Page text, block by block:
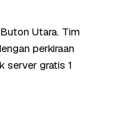
Utara. Tim
perkiraan
server gratis 1